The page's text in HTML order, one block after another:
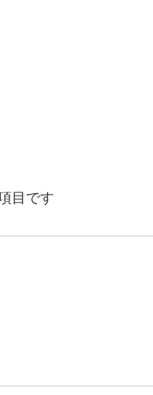
目です